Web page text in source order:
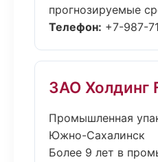
прогнозируемые
Телефон: +7-987-
ЗАО Холдинг
Промышленная
Южно-Сахалинск
Более 9 лет в